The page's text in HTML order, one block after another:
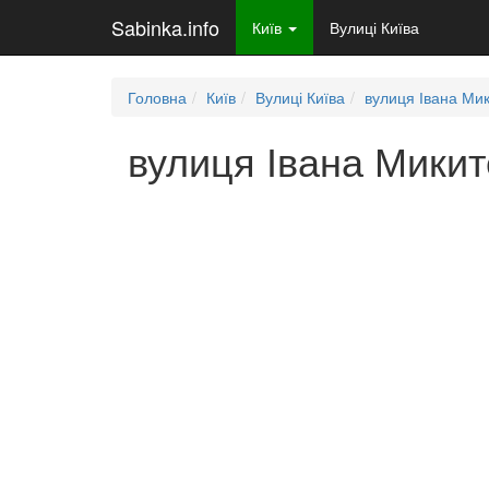
Sabinka.info Київ Вулиці Київа
Головна Київ Вулиці Київа вулиця Івана
вулиця Івана